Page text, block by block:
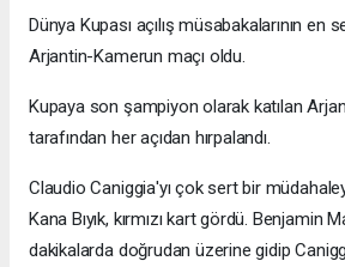
Dünya Kupası açılış müsabakalarının en
Arjantin-Kamerun maçı oldu.
Kupaya son şampiyon olarak katılan
tarafından her açıdan hırpalandı.
Claudio Caniggia'yı çok sert bir
Kana Bıyık, kırmızı kart gördü. Benjamin
dakikalarda doğrudan üzerine gidip